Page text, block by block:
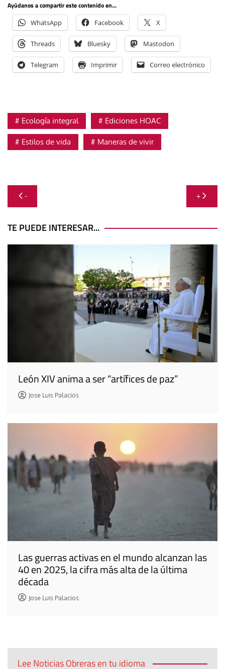
Ayúdanos a compartir este contenido en...
WhatsApp Facebook X
Threads Bluesky Mastodon
Telegram Imprimir Correo electrónico
Ecología integral Ediciones HOAC
Estilos de vida Maneras de vivir
Navegación
de
entradas
- +
TE PUEDE INTERESAR...
León XIV anima a ser “artífices de paz”
Jose Luis Palacios
Las guerras activas en el mundo alcanzan las
40 en 2025, la cifra más alta de la última
década
Jose Luis Palacios
Lee Noticias Obreras en tu idioma